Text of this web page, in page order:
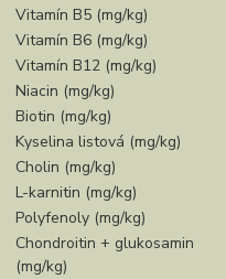
Vitamín B5 (mg/kg)
Vitamín B6 (mg/kg)
Vitamín B12 (mg/kg)
Niacin (mg/kg)
Biotin (mg/kg)
Kyselina listová (mg/kg)
Cholin (mg/kg)
L-karnitin (mg/kg)
Polyfenoly (mg/kg)
Chondroitin + glukosamin
(mg/kg)